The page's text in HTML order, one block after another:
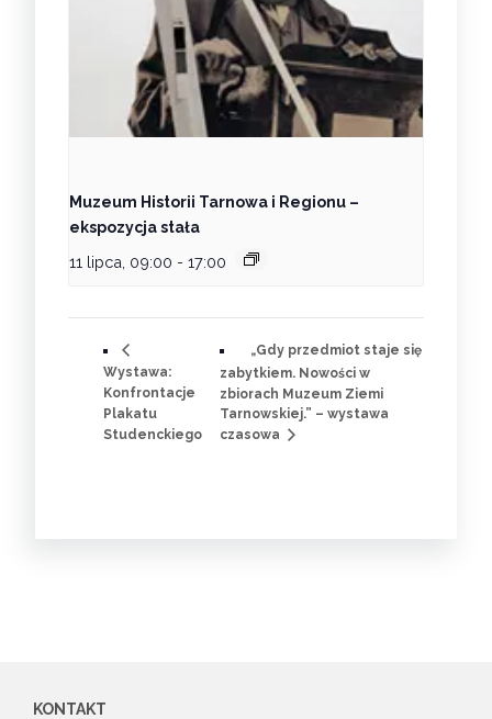
Muzeum Historii Tarnowa i Regionu –
ekspozycja stała
11 lipca, 09:00 - 17:00
Wystawa:
Konfrontacje
Plakatu
Studenckiego
„Gdy przedmiot staje się
zabytkiem. Nowości w
zbiorach Muzeum Ziemi
Tarnowskiej.” – wystawa
czasowa
KONTAKT